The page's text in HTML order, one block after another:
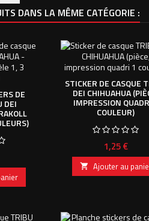
DANS LA MÊME CATÉGORIE :
DE
DEI
STICKER DE CASQUE
DEI CHIHUAHUA
IMPRESSION
COULEUR)
Prix
1,25 €
 Ajouter au